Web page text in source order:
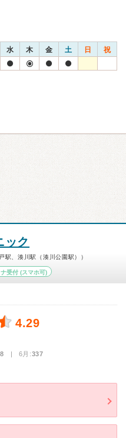
水 木 金 土 日 祝
ック
駅、湊川駅（湊川公園駅））
受付 (スマホ可)
4.29
| 6月:337